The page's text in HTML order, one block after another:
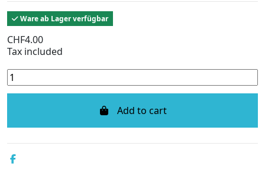
Ware ab Lager verfügbar
CHF4.00
Tax included
Add to cart